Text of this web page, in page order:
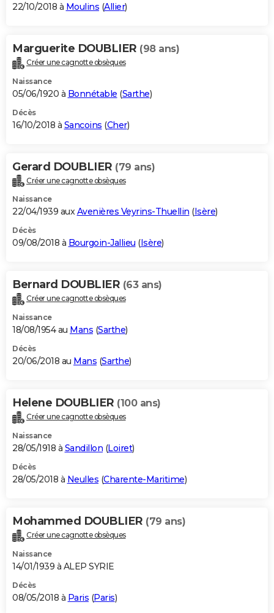
22/10/2018 à Moulins (Allier)
Marguerite DOUBLIER (98 ans)
Créer une cagnotte obsèques
Naissance
05/06/1920 à Bonnétable (Sarthe)
Décès
16/10/2018 à Sancoins (Cher)
Gerard DOUBLIER (79 ans)
Créer une cagnotte obsèques
Naissance
22/04/1939 auxAvenières Veyrins-Thuellin (Isère)
Décès
09/08/2018 à Bourgoin-Jallieu (Isère)
Bernard DOUBLIER (63 ans)
Créer une cagnotte obsèques
Naissance
18/08/1954 au Mans (Sarthe)
Décès
20/06/2018 au Mans (Sarthe)
Helene DOUBLIER (100 ans)
Créer une cagnotte obsèques
Naissance
28/05/1918 à Sandillon (Loiret)
Décès
28/05/2018 à Neulles (Charente-Maritime)
Mohammed DOUBLIER (79 ans)
Créer une cagnotte obsèques
Naissance
14/01/1939 à ALEP SYRIE
Décès
08/05/2018 à Paris (Paris)